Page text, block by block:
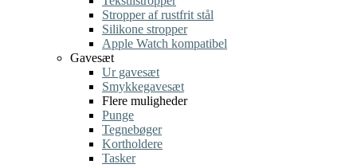
Stropper af rustfrit stål
Silikone stropper
Apple Watch kompatibel
Gavesæt
Ur gavesæt
Smykkegavesæt
Flere muligheder
Punge
Tegnebøger
Kortholdere
Tasker